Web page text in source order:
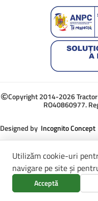
Utilizăm cookie-uri
navigare pe site și
Acceptă
Copyright 2014-2026 Tractor
RO40860977.
Designed by Incognito Concept